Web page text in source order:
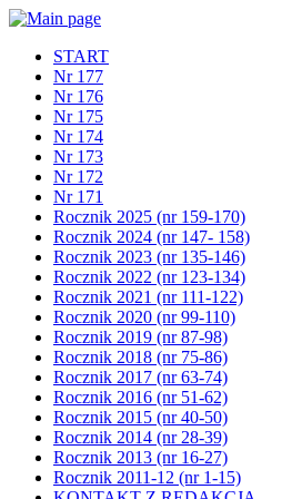
START
Nr 177
Nr 176
Nr 175
Nr 174
Nr 173
Nr 172
Nr 171
Rocznik 2025 (nr 159-170)
Rocznik 2024 (nr 147- 158)
Rocznik 2023 (nr 135-146)
Rocznik 2022 (nr 123-134)
Rocznik 2021 (nr 111-122)
Rocznik 2020 (nr 99-110)
Rocznik 2019 (nr 87-98)
Rocznik 2018 (nr 75-86)
Rocznik 2017 (nr 63-74)
Rocznik 2016 (nr 51-62)
Rocznik 2015 (nr 40-50)
Rocznik 2014 (nr 28-39)
Rocznik 2013 (nr 16-27)
Rocznik 2011-12 (nr 1-15)